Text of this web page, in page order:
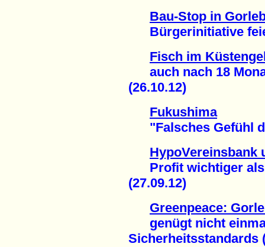
Bau-Stop in
Bürgerinitiative
Fisch im
auch nach 18
(26.10.12)
Fukushima
"Falsches Gefühl
HypoVereinsbank
Profit wichtiger als
(27.09.12)
Greenpeace:
genügt nicht
Sicherheitsstandards